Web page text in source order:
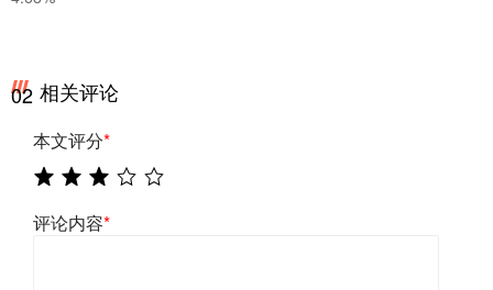
02 相关评论
本文评分*
评论内容*